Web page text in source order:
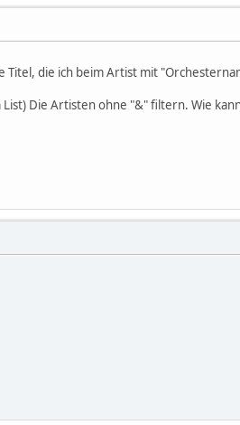
Titel, die ich beim Artist mit
Die Artisten ohne "&" filtern. Wie